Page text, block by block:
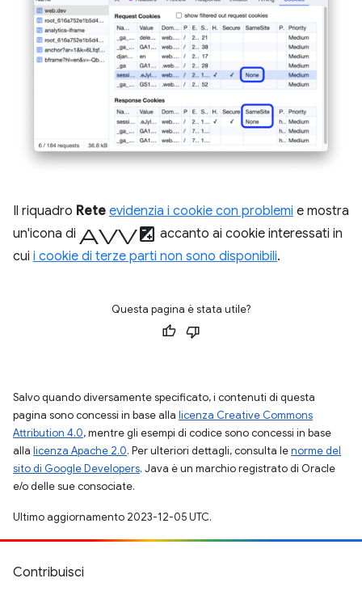
Il riquadro Rete evidenzia i cookie con problemi e mostra
un'icona di avviso accanto ai cookie interessati in
cui i cookie di terze parti non sono disponibili.
Questa pagina è stata utile?
Salvo quando diversamente specificato, i contenuti di questa
pagina sono concessi in base alla licenza Creative Commons
Attribution 4.0, mentre gli esempi di codice sono concessi in base
alla licenza Apache 2.0. Per ulteriori dettagli, consulta lenorme del
sito di Google Developers. Java è un marchio registrato di Oracle
e/o delle sue consociate.
Ultimo aggiornamento 2023-12-05 UTC.
Contribuisci